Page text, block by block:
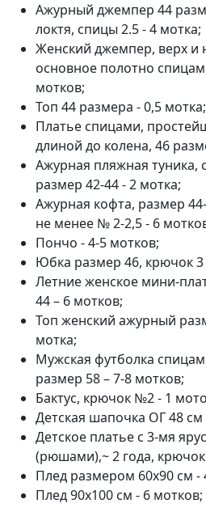
Ажурный джемпер 44
локтя, спицы 2.5 - 4 мотка;
Женский джемпер, верх и
основное полотно
мотков;
Топ 44 размера - 0,5 мотка;
Платье спицами,
длиной до колена, 46
Ажурная пляжная туника,
размер 42-44 - 2 мотка;
Ажурная кофта, размер
не менее № 2-2,5 - 6
Пончо - 4-5 мотков;
Юбка размер 46, крючок 3
Летние женское мини-
44 – 6 мотков;
Топ женский ажурный
мотка;
Мужская футболка
размер 58 – 7-8 мотков;
Бактус, крючок №2 - 1
Детская шапочка ОГ 48 см
Детское платье с 3-мя
(рюшами),~ 2 года, крючок
Плед размером 60х90 см -
Плед 90х100 см - 6 мотков;